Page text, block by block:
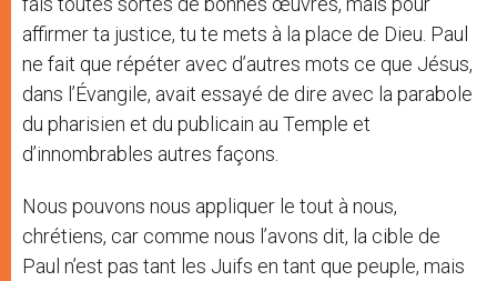
affirmer ta justice, tu te mets à la place de Dieu. Paul
ne fait que répéter avec d’autres mots ce que Jésus,
dans l’Évangile, avait essayé de dire avec la parabole
du pharisien et du publicain au Temple et
d’innombrables autres façons.
Nous pouvons nous appliquer le tout à nous,
chrétiens, car comme nous l’avons dit, la cible de
Paul n’est pas tant les Juifs en tant que peuple, mais